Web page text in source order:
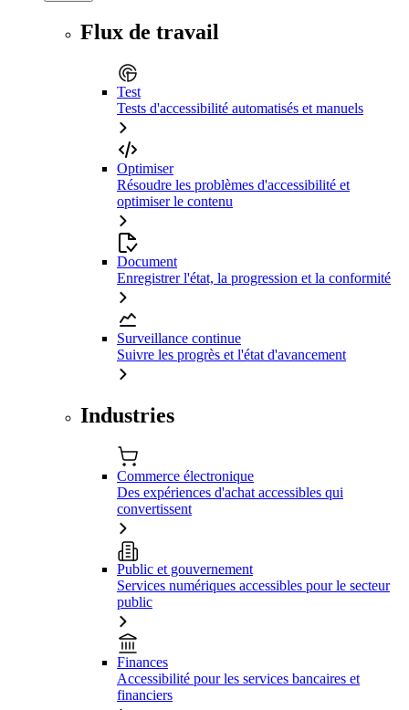
Flux de travail
Test
Tests d'accessibilité automatisés et manuels
Optimiser
Résoudre les problèmes d'accessibilité et
optimiser le contenu
Document
Enregistrer l'état, la progression et la conformité
Surveillance continue
Suivre les progrès et l'état d'avancement
Industries
Commerce électronique
Des expériences d'achat accessibles qui
convertissent
Public et gouvernement
Services numériques accessibles pour le secteur
public
Finances
Accessibilité pour les services bancaires et
financiers